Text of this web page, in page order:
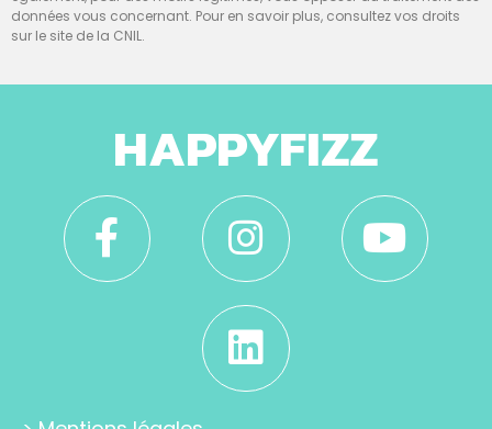
données vous concernant. Pour en savoir plus, consultez vos droits
sur le site de la CNIL.
HAPPYFIZZ